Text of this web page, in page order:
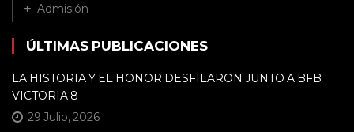
Admisión
ÚLTIMAS PUBLICACIONES
LA HISTORIA Y EL HONOR DESFILARON JUNTO A BFB
VICTORIA 8
29 Julio, 2026